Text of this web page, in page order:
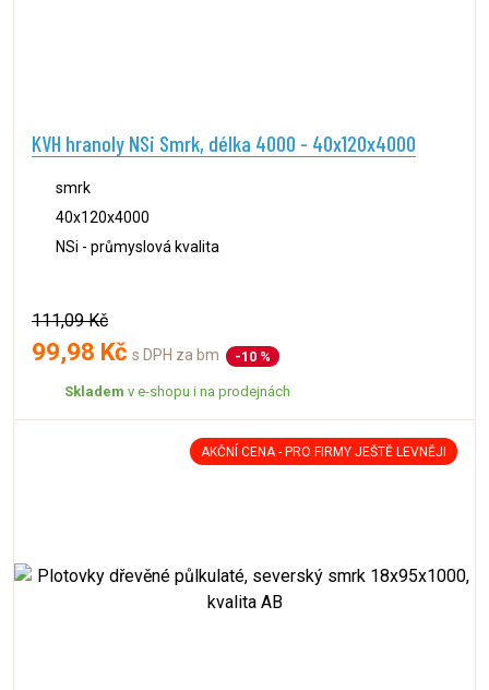
KVH hranoly NSi Smrk, délka 4000 - 40x120x4000
smrk
40x120x4000
NSi - průmyslová kvalita
111,09 Kč
99,98 Kč s DPH za bm -10 %
Skladem v e-shopu i na prodejnách
AKČNÍ CENA - PRO FIRMY JEŠTĚ LEVNĚJI